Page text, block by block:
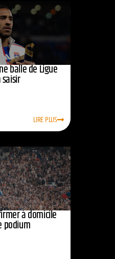
balle de Ligue
LIRE PLUS
à domicile
podium